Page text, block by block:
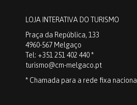
LOJA INTERATIVA DO TURISMO
Praça da República, 133
4960-567 Melgaço
Tel: +351 251 402 440 *
turismo@cm-melgaco.pt
* Chamada para a rede fixa nacional